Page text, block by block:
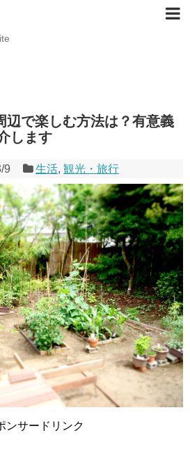
辺で楽しむ方法は？有意義
します
9 生活,観光・旅行
ンサードリンク